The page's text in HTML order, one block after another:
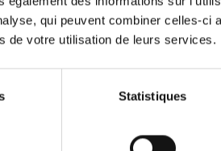
qui peuvent combiner celles-ci
de votre utilisation de leurs services.
Statistiques
Digital marketing like a PRO
completely revised edition